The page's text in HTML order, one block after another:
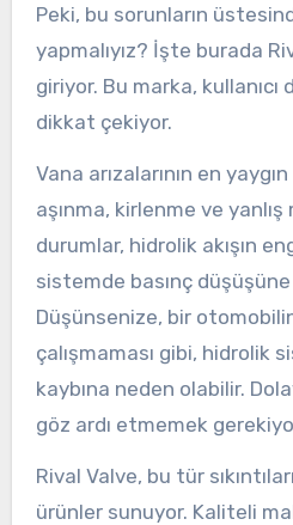
Peki, bu sorunların
yapmalıyız? İşte burada
giriyor. Bu marka,
dikkat çekiyor.
Vana arızalarının en
aşınma, kirlenme ve
durumlar, hidrolik akışın
sistemde basınç
Düşünsenize, bir
çalışmaması gibi, hidrolik
kaybına neden olabilir.
göz ardı etmemek
Rival Valve, bu tür
ürünler sunuyor. Kaliteli